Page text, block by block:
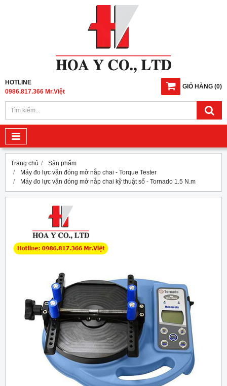
GIỎ HÀNG (0)
HOTLINE
0986.817.366 Mr.Việt
Trang chủ
Sản phẩm
Máy đo lực vặn đóng mở nắp chai - Torque Tester
Máy đo lực vặn đóng mở nắp chai kỹ thuật số - Tornado 1.5 N.m